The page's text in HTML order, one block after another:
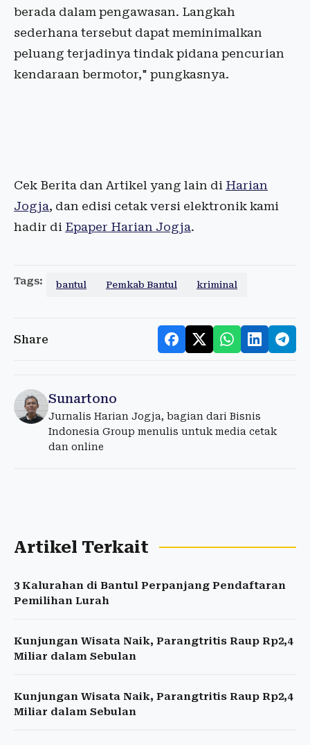
berada dalam pengawasan. Langkah
sederhana tersebut dapat meminimalkan
peluang terjadinya tindak pidana pencurian
kendaraan bermotor," pungkasnya.
Cek Berita dan Artikel yang lain di Harian
Jogja, dan edisi cetak versi elektronik kami
hadir di Epaper Harian Jogja.
Tags: bantul Pemkab Bantul kriminal
Share
Sunartono
Jurnalis Harian Jogja, bagian dari Bisnis
Indonesia Group menulis untuk media cetak
dan online
Artikel Terkait
3 Kalurahan di Bantul Perpanjang Pendaftaran
Pemilihan Lurah
Kunjungan Wisata Naik, Parangtritis Raup Rp2,4
Miliar dalam Sebulan
Kunjungan Wisata Naik, Parangtritis Raup Rp2,4
Miliar dalam Sebulan